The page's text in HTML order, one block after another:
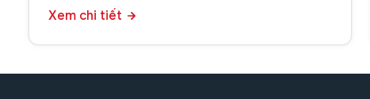
Xem chi tiết